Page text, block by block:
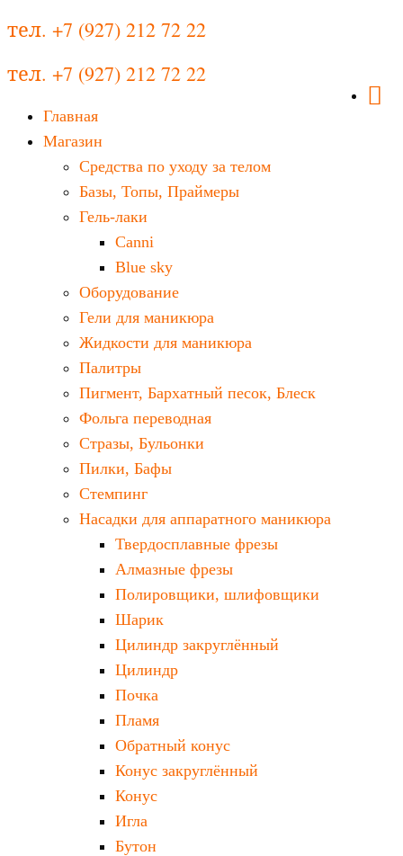
тел. +7 (927) 212 72 22
тел. +7 (927) 212 72 22
Главная
Магазин
Средства по уходу за телом
Базы, Топы, Праймеры
Гель-лаки
Canni
Blue sky
Оборудование
Гели для маникюра
Жидкости для маникюра
Палитры
Пигмент, Бархатный песок, Блеск
Фольга переводная
Стразы, Бульонки
Пилки, Бафы
Стемпинг
Насадки для аппаратного маникюра
Твердосплавные фрезы
Алмазные фрезы
Полировщики, шлифовщики
Шарик
Цилиндр закруглённый
Цилиндр
Почка
Пламя
Обратный конус
Конус закруглённый
Конус
Игла
Бутон